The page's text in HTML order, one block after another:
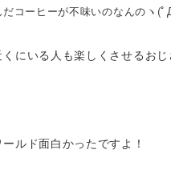
コーヒーが不味いのなんのヽ(ﾟ
にいる人も楽しくさせるお
ルド面白かったですよ！